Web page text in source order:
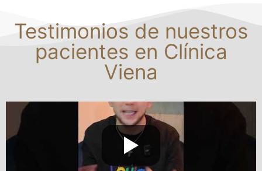
Testimonios de nuestros
pacientes en Clínica
Viena